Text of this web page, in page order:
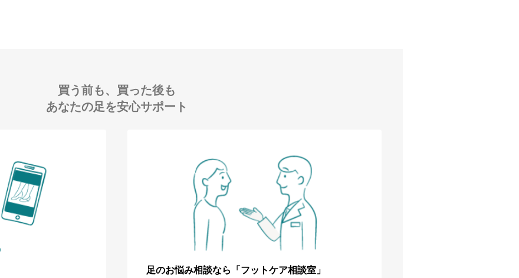
買う前も、買った後も
あなたの足を安心サポート
足のお悩み相談なら「フットケア相談室」